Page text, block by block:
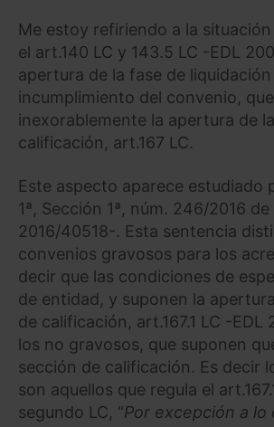
Me estoy refiriendo a la situación
el art.140 LC y 143.5 LC -EDL
apertura de la fase de
incumplimiento del convenio,
inexorablemente la apertura de
calificación, art.167 LC.
Este aspecto aparece estudiado
1ª, Sección 1ª, núm. 246/2016
2016/40518-. Esta sentencia
convenios gravosos para los
decir que las condiciones de
de entidad, y suponen la
de calificación, art.167.1 LC -
los no gravosos, que suponen
sección de calificación. Es decir
son aquellos que regula el
segundo LC, “Por excepción a lo